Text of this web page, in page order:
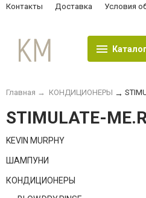
Контакты Доставка Условия
Каталог
Главная → КОНДИЦИОНЕРЫ →
STIMULATE-
KEVIN MURPHY
ШАМПУНИ
КОНДИЦИОНЕРЫ